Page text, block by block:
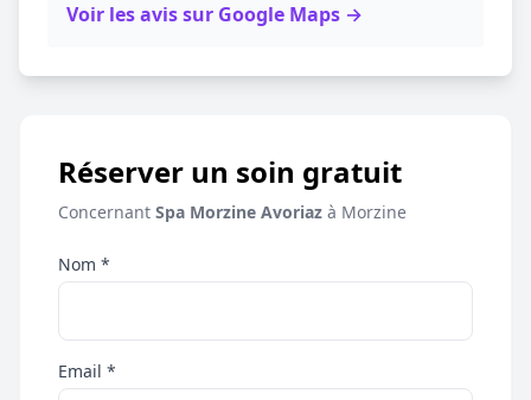
Voir les avis sur Google Maps →
Réserver un soin gratuit
Concernant Spa Morzine Avoriaz à Morzine
Nom *
Email *